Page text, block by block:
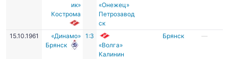
ик»
Кострома
«Онежец»
Петрозавод
ск
15.10.1961
«Динамо»
Брянск
1:3
«Волга»
Калинин
Брянск —